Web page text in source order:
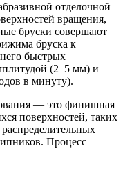
отделочной
вращения,
бруски совершают
бруска к
быстрых
(2–5 мм) и
в минуту).
— это финишная
поверхностей, таких
Процесс